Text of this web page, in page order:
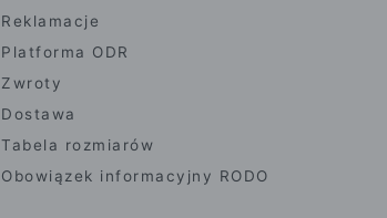
Reklamacje
Platforma ODR
Zwroty
Dostawa
Tabela rozmiarów
Obowiązek informacyjny RODO